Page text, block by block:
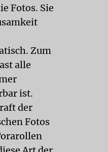
Fotos. Sie
Zum
alle
ist.
der
Fotos